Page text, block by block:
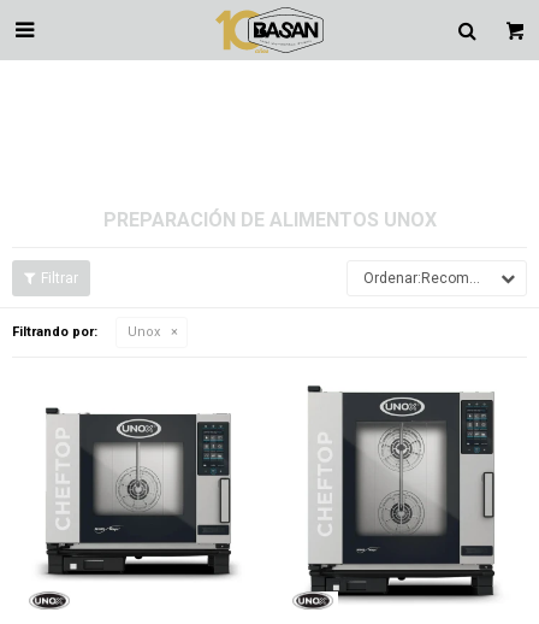

PREPARACIÓN DE ALIMENTOS UNOX
Recomendados
Filtrando por: Unox